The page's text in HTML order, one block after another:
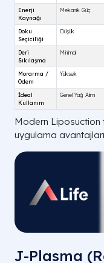
Modern Liposuction
uygulama
J-Plasma